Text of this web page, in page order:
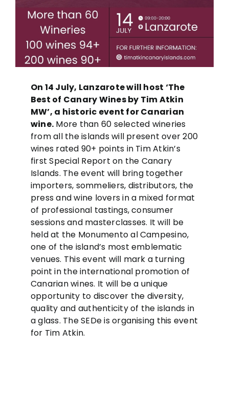
On 14 July, Lanzarote will host ‘The
Best of Canary Wines by Tim Atkin
MW’, a historic event for Canarian
wine. More than 60 selected wineries
from all the islands will present over 200
wines rated 90+ points in Tim Atkin’s
first Special Report on the Canary
Islands. The event will bring together
importers, sommeliers, distributors, the
press and wine lovers in a mixed format
of professional tastings, consumer
sessions and masterclasses. It will be
held at the Monumento al Campesino,
one of the island’s most emblematic
venues. This event will mark a turning
point in the international promotion of
Canarian wines. It will be a unique
opportunity to discover the diversity,
quality and authenticity of the islands in
a glass. The SEDe is organising this event
for Tim Atkin.